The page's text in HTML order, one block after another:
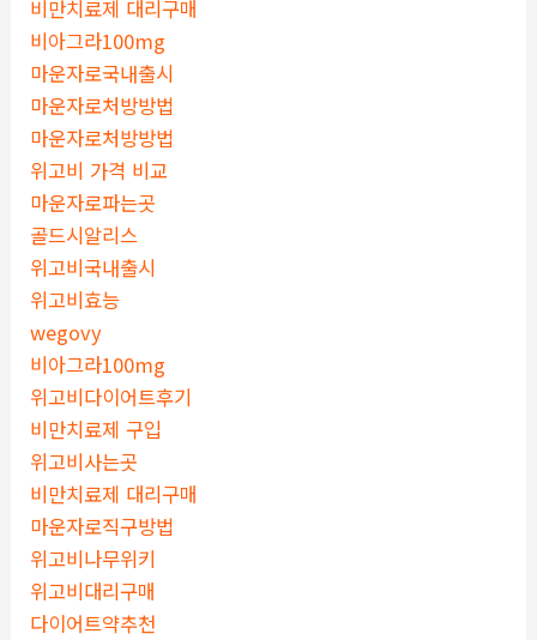
비만치료제 대리구매
비아그라100mg
마운자로국내출시
마운자로처방방법
마운자로처방방법
위고비 가격 비교
마운자로파는곳
골드시알리스
위고비국내출시
위고비효능
wegovy
비아그라100mg
위고비다이어트후기
비만치료제 구입
위고비사는곳
비만치료제 대리구매
마운자로직구방법
위고비나무위키
위고비대리구매
다이어트약추천